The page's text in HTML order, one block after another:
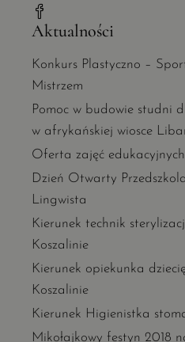
Aktualności
Konkurs Plastyczno –
Mistrzem
Pomoc w budowie studni
w afrykańskiej wiosce
Oferta zajęć
Dzień Otwarty
Lingwista
Kierunek technik
Koszalinie
Kierunek opiekunka
Koszalinie
Kierunek Higienistka
Mikołajkowy festyn 2018